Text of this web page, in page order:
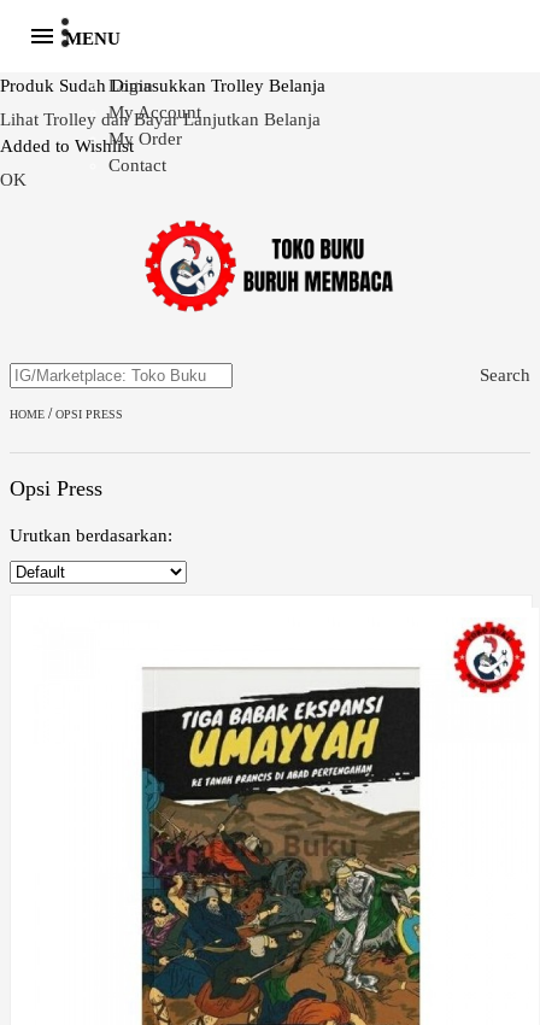
Produk Sudah Dimasukkan Trolley Belanja
Lihat Trolley dan Bayar Lanjutkan Belanja
Added to Wishlist
OK
MENU
Login
My Account
My Order
Contact
Search
HOME /OPSI PRESS
Opsi Press
Urutkan berdasarkan: